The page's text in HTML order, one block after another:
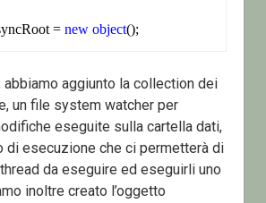
= new object();
abbiamo aggiunto la collection dei
un file system watcher per
eseguite sulla cartella dati,
di esecuzione che ci permetterà di
da eseguire ed eseguirli uno
inoltre creato l’oggetto